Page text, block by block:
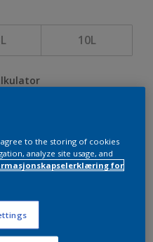
10L
agree to the storing of cookies
analyze site usage, and
for